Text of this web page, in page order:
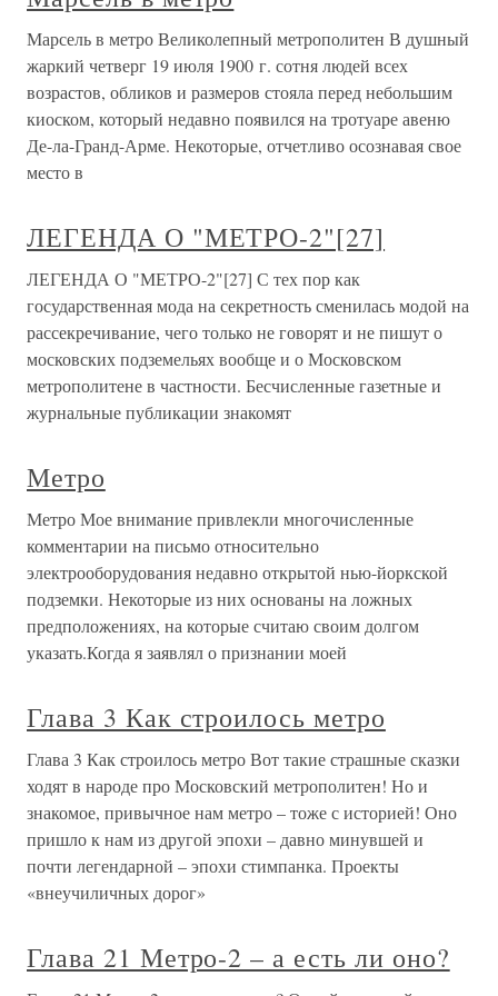
Марсель в метро Великолепный метрополитен В душный
жаркий четверг 19 июля 1900 г. сотня людей всех
возрастов, обликов и размеров стояла перед небольшим
киоском, который недавно появился на тротуаре авеню
Де-ла-Гранд-Арме. Некоторые, отчетливо осознавая свое
место в
ЛЕГЕНДА О "МЕТРО-2"[27]
ЛЕГЕНДА О "МЕТРО-2"[27] С тех пор как
государственная мода на секретность сменилась модой на
рассекречивание, чего только не говорят и не пишут о
московских подземельях вообще и о Московском
метрополитене в частности. Бесчисленные газетные и
журнальные публикации знакомят
Метро
Метро Мое внимание привлекли многочисленные
комментарии на письмо относительно
электрооборудования недавно открытой нью-йоркской
подземки. Некоторые из них основаны на ложных
предположениях, на которые считаю своим долгом
указать.Когда я заявлял о признании моей
Глава 3 Как строилось метро
Глава 3 Как строилось метро Вот такие страшные сказки
ходят в народе про Московский метрополитен! Но и
знакомое, привычное нам метро – тоже с историей! Оно
пришло к нам из другой эпохи – давно минувшей и
почти легендарной – эпохи стимпанка. Проекты
«внеучиличных дорог»
Глава 21 Метро-2 – а есть ли оно?